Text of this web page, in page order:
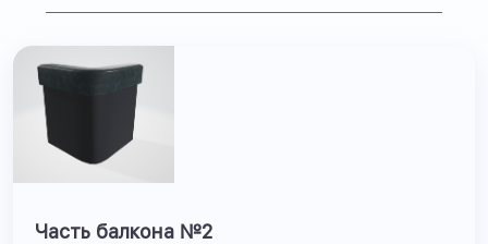
Часть балкона №2